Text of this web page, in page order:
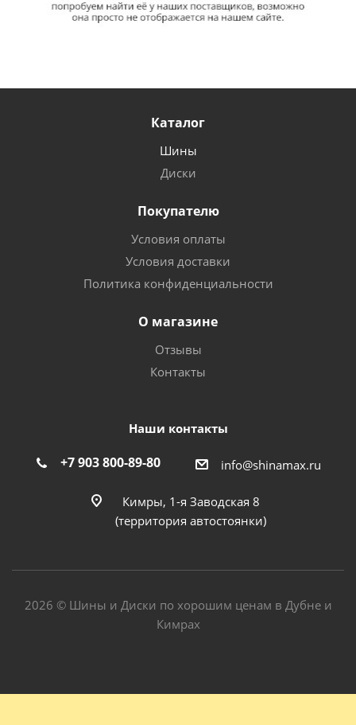
Каталог
Шины
Диски
Покупателю
Условия оплаты
Условия доставки
Политика конфиденциальности
О магазине
Отзывы
Контакты
Наши контакты
+7 903 800-89-80 info@shinamax.ru
Кимры, 1-я Заводская 8
(территория автостоянки)
2026 © Шины и Диски по хорошим ценам в Дубне и
Кимрах